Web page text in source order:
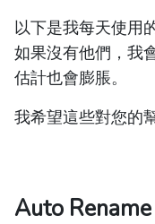
以下是我每天使用
如果沒有他們，我
估計也會膨脹。
我希望這些對您的
Auto